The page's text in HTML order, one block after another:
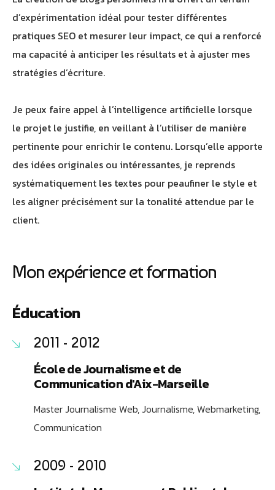
d’expérimentation idéal pour tester différentes
pratiques SEO et mesurer leur impact, ce qui a renforcé
ma capacité à anticiper les résultats et à ajuster mes
stratégies d’écriture.
Je peux faire appel à l’intelligence artificielle lorsque
le projet le justifie, en veillant à l’utiliser de manière
pertinente pour enrichir le contenu. Lorsqu’elle apporte
des idées originales ou intéressantes, je reprends
systématiquement les textes pour peaufiner le style et
les aligner précisément sur la tonalité attendue par le
client.
Mon expérience et formation
Éducation
2011 - 2012
École de Journalisme et de
Communication d'Aix-Marseille
Master Journalisme Web, Journalisme, Webmarketing,
Communication
2009 - 2010